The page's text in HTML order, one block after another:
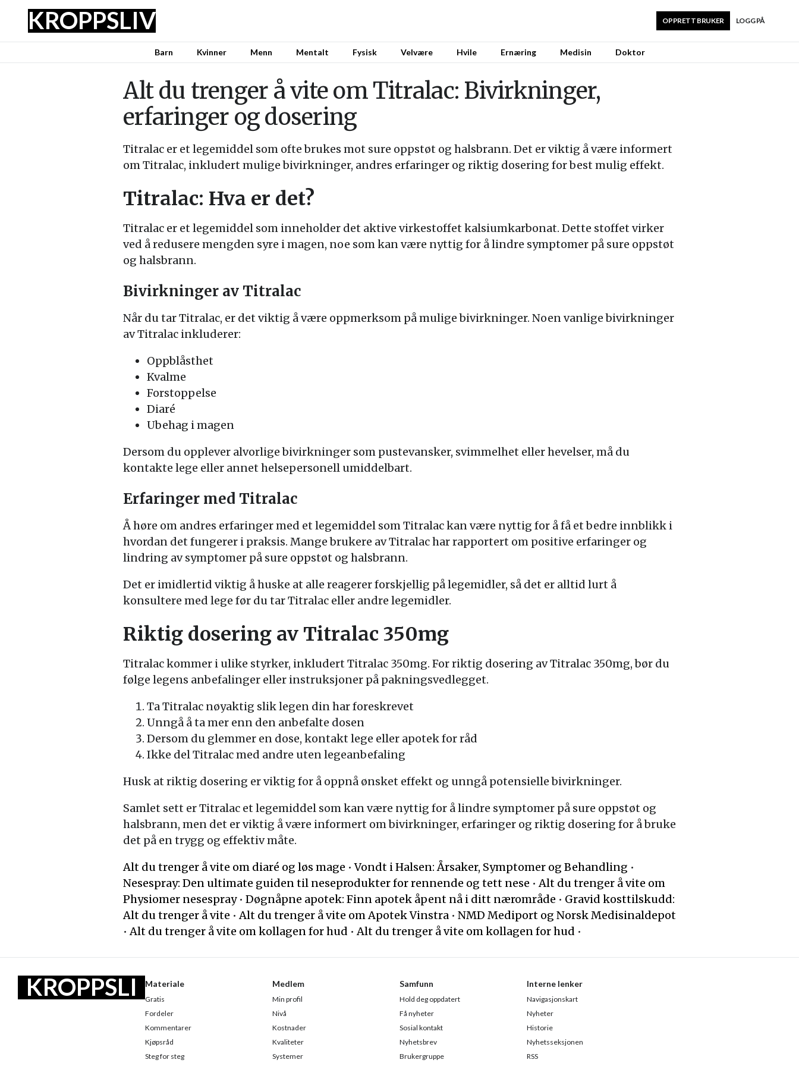
KROPPSLIV LOGG PÅ
OPPRETT BRUKER
Barn Kvinner Menn Mentalt Fysisk Velvære Hvile Ernæring Medisin Doktor
Alt du trenger å vite om Titralac: Bivirkninger,
erfaringer og dosering
Titralac er et legemiddel som ofte brukes mot sure oppstøt og halsbrann. Det er viktig å være informert
om Titralac, inkludert mulige bivirkninger, andres erfaringer og riktig dosering for best mulig effekt.
Titralac: Hva er det?
Titralac er et legemiddel som inneholder det aktive virkestoffet kalsiumkarbonat. Dette stoffet virker
ved å redusere mengden syre i magen, noe som kan være nyttig for å lindre symptomer på sure oppstøt
og halsbrann.
Bivirkninger av Titralac
Når du tar Titralac, er det viktig å være oppmerksom på mulige bivirkninger. Noen vanlige bivirkninger
av Titralac inkluderer:
Oppblåsthet
Kvalme
Forstoppelse
Diaré
Ubehag i magen
Dersom du opplever alvorlige bivirkninger som pustevansker, svimmelhet eller hevelser, må du
kontakte lege eller annet helsepersonell umiddelbart.
Erfaringer med Titralac
Å høre om andres erfaringer med et legemiddel som Titralac kan være nyttig for å få et bedre innblikk i
hvordan det fungerer i praksis. Mange brukere av Titralac har rapportert om positive erfaringer og
lindring av symptomer på sure oppstøt og halsbrann.
Det er imidlertid viktig å huske at alle reagerer forskjellig på legemidler, så det er alltid lurt å
konsultere med lege før du tar Titralac eller andre legemidler.
Riktig dosering av Titralac 350mg
Titralac kommer i ulike styrker, inkludert Titralac 350mg. For riktig dosering av Titralac 350mg, bør du
følge legens anbefalinger eller instruksjoner på pakningsvedlegget.
Ta Titralac nøyaktig slik legen din har foreskrevet
Unngå å ta mer enn den anbefalte dosen
Dersom du glemmer en dose, kontakt lege eller apotek for råd
Ikke del Titralac med andre uten legeanbefaling
Husk at riktig dosering er viktig for å oppnå ønsket effekt og unngå potensielle bivirkninger.
Samlet sett er Titralac et legemiddel som kan være nyttig for å lindre symptomer på sure oppstøt og
halsbrann, men det er viktig å være informert om bivirkninger, erfaringer og riktig dosering for å bruke
det på en trygg og effektiv måte.
Alt du trenger å vite om diaré og løs mage •Vondt i Halsen: Årsaker, Symptomer og Behandling •
Nesespray: Den ultimate guiden til neseprodukter for rennende og tett nese •Alt du trenger å vite om
Physiomer nesespray• Døgnåpne apotek: Finn apotek åpent nå i ditt nærområde • Gravid kosttilskudd:
Alt du trenger å vite •Alt du trenger å vite om Apotek Vinstra • NMD Mediport og Norsk Medisinaldepot
•Alt du trenger å vite om kollagen for hud •Alt du trenger å vite om kollagen for hud •
KROPPSLI Materiale
Gratis
Fordeler
Kommentarer
Kjøpsråd
Steg for steg
Medlem
Min profil
Nivå
Kostnader
Kvaliteter
Systemer
Samfunn
Hold deg oppdatert
Få nyheter
Sosial kontakt
Nyhetsbrev
Brukergruppe
Interne lenker
Navigasjonskart
Nyheter
Historie
Nyhetsseksjonen
RSS